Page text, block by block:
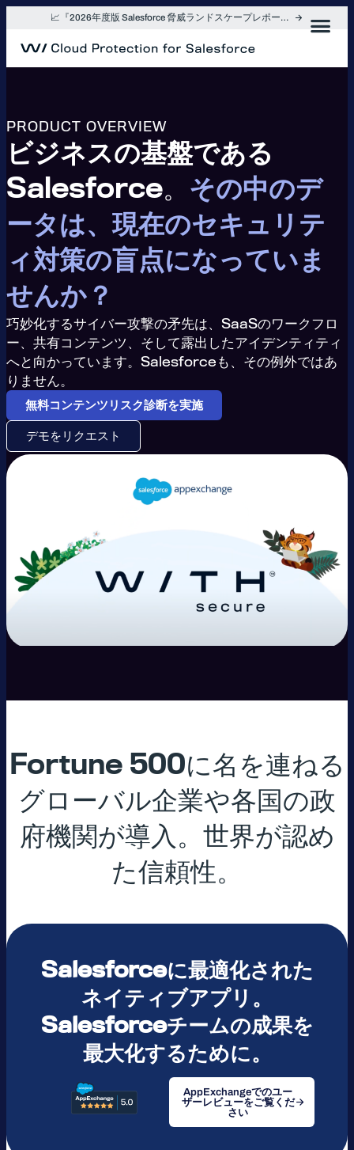
ス
プ
📈『2026年度版 Salesforce 脅威ランドスケープレポート』を入手
PRODUCT OVERVIEW
ビジネスの基盤である
Salesforce。 その中のデ
ータは、現在のセキュリテ
ィ対策の盲点になっていま
せんか？
巧妙化するサイバー攻撃の矛先は、SaaSのワークフロ
ー、共有コンテンツ、そして露出したアイデンティティ
へと向かっています。Salesforceも、その例外ではあ
りません。
無料コンテンツリスク診断を実施
デモをリクエスト
Fortune 500に名を連ねる
グローバル企業や各国の政
府機関が導入。世界が認め
た信頼性。
Salesforceに最適化された
ネイティブアプリ。
Salesforceチームの成果を
最大化するために。
AppExchangeでのユー
ザーレビューをご覧くだ
さい